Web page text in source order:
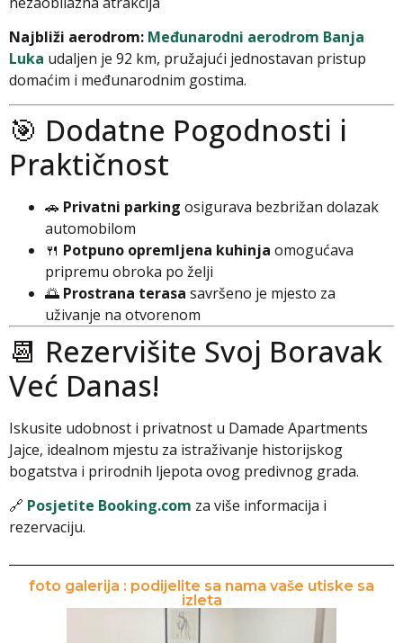
Najbliži aerodrom: Međunarodni aerodrom Banja
Luka udaljen je 92 km, pružajući jednostavan pristup
domaćim i međunarodnim gostima.
🎯 Dodatne Pogodnosti i
Praktičnost
🚗 Privatni parking osigurava bezbrižan dolazak
automobilom
🍴 Potpuno opremljena kuhinja omogućava
pripremu obroka po želji
🌅 Prostrana terasa savršeno je mjesto za
uživanje na otvorenom
📆 Rezervišite Svoj Boravak
Već Danas!
Iskusite udobnost i privatnost u Damade Apartments
Jajce, idealnom mjestu za istraživanje historijskog
bogatstva i prirodnih ljepota ovog predivnog grada.
🔗 Posjetite Booking.com za više informacija i
rezervaciju.
foto galerija : podijelite sa nama vaše utiske sa
izleta